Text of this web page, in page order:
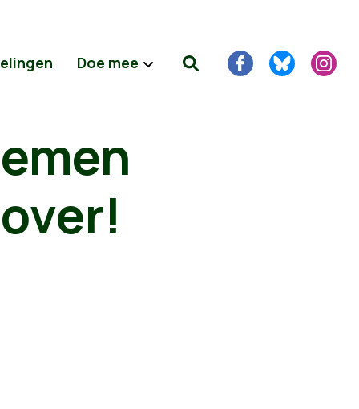
Doe mee